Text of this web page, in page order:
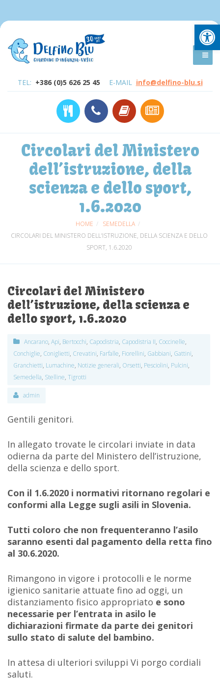
TEL: +386 (0)5 626 25 45 E-MAIL info@delfino-blu.si
Circolari del Ministero
dell’istruzione, della
scienza e dello sport,
1.6.2020
HOME
SEMEDELLA
CIRCOLARI DEL MINISTERO DELL’ISTRUZIONE, DELLA SCIENZA E DELLO
SPORT, 1.6.2020
Circolari del Ministero
dell’istruzione, della scienza e
dello sport, 1.6.2020
Ancarano, Api, Bertocchi, Capodistria, Capodistria II, Coccinelle,
Conchiglie, Coniglietti, Crevatini, Farfalle, Fiorellini, Gabbiani, Gattini,
Granchietti, Lumachine, Notizie generali, Orsetti, Pesciolini, Pulcini,
Semedella, Stelline, Tigrotti
admin
Gentili genitori.
In allegato trovate le circolari inviate in data
odierna da parte del Ministero dell’istruzione,
della scienza e dello sport.
Con il 1.6.2020 i normativi ritornano regolari e
conformi alla Legge sugli asili in Slovenia.
Tutti coloro che non frequenteranno l’asilo
saranno esenti dal pagamento della retta fino
al 30.6.2020.
Rimangono in vigore i protocolli e le norme
igienico sanitarie attuate fino ad oggi, un
distanziamento fisico appropriato e sono
necessarie per l’entrata in asilo le
dichiarazioni firmate da parte dei genitori
sullo stato di salute del bambino.
In attesa di ulteriori sviluppi Vi porgo cordiali
saluti.